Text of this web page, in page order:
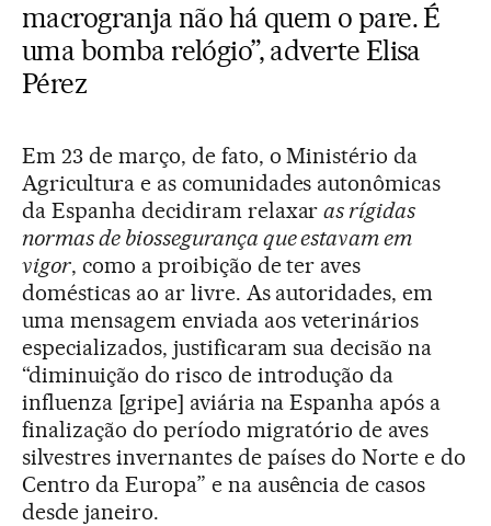
macrogranja não há quem o pare. É
uma bomba relógio”, adverte Elisa
Pérez
Em 23 de março, de fato, o Ministério da
Agricultura e as comunidades autonômicas
da Espanha decidiram relaxaras rígidas
normas de biossegurança que estavam em
vigor, como a proibição de ter aves
domésticas ao ar livre. As autoridades, em
uma mensagem enviada aos veterinários
especializados, justificaram sua decisão na
“diminuição do risco de introdução da
influenza [gripe] aviária na Espanha após a
finalização do período migratório de aves
silvestres invernantes de países do Norte e do
Centro da Europa” e na ausência de casos
desde janeiro.